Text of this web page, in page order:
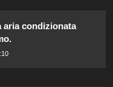
aria condizionata